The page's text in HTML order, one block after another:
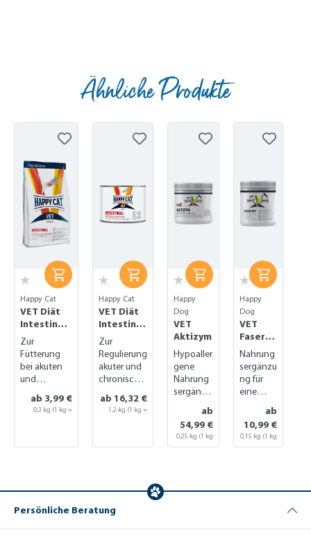
Ähnliche Produkte
Happy Cat
VET Diät
Intestinal
trocken
Zur
Fütterung
bei akuten
und
Magen-
Darm-
ab 3,99 €
0,3 kg (1 kg =
Happy Cat
VET Diät
Intestinal
nass
Zur
Regulierung
akuter und
chronischer
Darm-
Probleme
ab 16,32 €
1,2 kg (1 kg =
Happy
Dog
VET
Aktizym
Hypoaller
gene
Nahrung
sergänzu
Verdauun
ab
54,99 €
0,25 kg (1 kg
= 219,96 €)
Happy
Dog
VET
Faser
Mix
Nahrung
sergänzu
ng für
eine
Verdauu
ng
ab
10,99 €
0,15 kg (1 kg
= 73,27 €)
Persönliche Beratung